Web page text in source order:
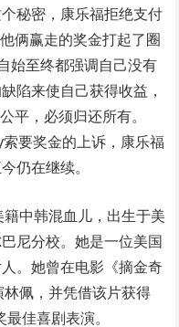
秘密，康乐福拒绝支付
俩赢走的奖金打起了圈
始至终都强调自己没有
陷来使自己获得收益，
平，必须归还所有。
要奖金的上诉，康乐福
仍在继续。
中韩混血儿，出生于美
尼分校。她是一位美国
。她曾在电影《摘金奇
佩，并凭借该片获得
佳喜剧表演。